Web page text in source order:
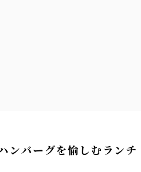
ンバーグを愉しむランチ